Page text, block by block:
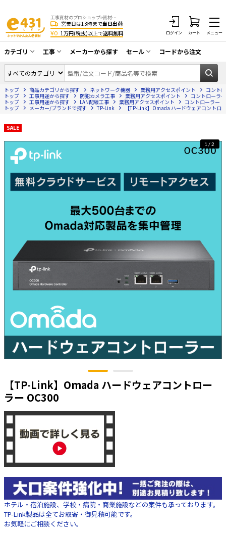
工事資材のプロショップe資材 CATV・アンテナ・防犯・光・LAN・電気・空調工事など
営業日は13時まで当日出荷
¥0 1万円(税抜)以上で送料無料 ログイン カート メニュー
カテゴリ
同軸ケーブル／テレビ用接栓／関連工具
アンテナ・取付金具・ブースター／CATV
部材類
配線補助具（モール・結束バンド・テー
HDMIケーブル・周辺機器／RCAケーブル
光ファイバー・融着接続機関連
LANケーブル・コネクタ・関連資材/機器
ネットワーク機器
エアコン・換気扇・空調資材
太陽光発電ケーブル・コネクタ・関連資
材/機器
電源ケーブル／コネクタ／分電盤／ブレ
ーカ
電源タップ・延長コード
スイッチ・コンセント（配線器具）
PF管/FEP管/CD管/情報線保護管
ボックス・ビニル電線管付属品・引き込
みカバー
工具関連
EV充電設備工事関連
感染症関連
暑さ対策
販売終了品
工事
CATV・アンテナ工事
光工事・FTTH工事
エアコン・換気扇工事
電気配管工事
EV充電設備工事
照明設置工事
太陽光発電工事
ホテル・病院向け
メーカーから探す セール
在庫一掃セール
コードから注文
トップ 商品カテゴリから探す ネットワーク機器 業務用アクセスポイント
コント
トップ
工事用途から探す 防犯カメラ工事 業務用アクセスポイント
コントローラー
トップ
工事用途から探す LAN配線工事 業務用アクセスポイント
コントローラー
トップ
メーカー/ブランドで探す TP-Link 【TP-Link】Omada ハードウェアコントロ
【TP-Link】Omada ハードウェアコントロー
ラー OC300
SALE
1/2
ホテル・宿泊施設、学校・病院・商業施設などの案件も承っております。
TP-Link製品は全てお取寄・御見積可能です。
お気軽にご相談ください。